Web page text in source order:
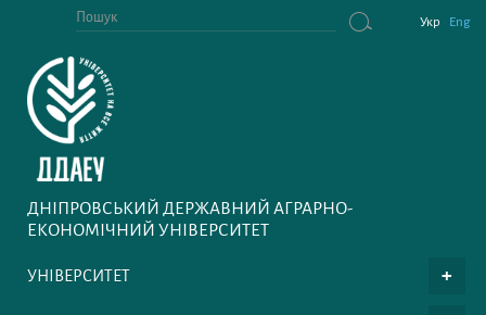
Укр Eng
ДНІПРОВСЬКИЙ ДЕРЖАВНИЙ АГРАРНО-
ЕКОНОМІЧНИЙ УНІВЕРСИТЕТ
УНІВЕРСИТЕТ